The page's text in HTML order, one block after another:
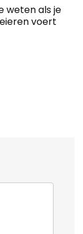
weten als je
voert